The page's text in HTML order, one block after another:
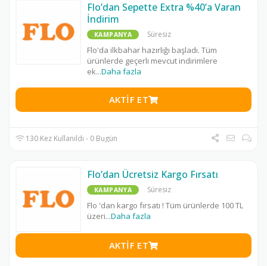
Flo’dan Sepette Extra %40’a Varan
İndirim
KAMPANYA Süresiz
Flo'da ilkbahar hazırlığı başladı. Tüm
ürünlerde geçerli mevcut indirimlere
ek...Daha fazla
AKTIF ET
130 Kez Kullanıldı - 0 Bugün
Flo’dan Ücretsiz Kargo Fırsatı
KAMPANYA Süresiz
Flo 'dan kargo fırsatı ! Tüm ürünlerde 100 TL
üzeri...Daha fazla
AKTIF ET